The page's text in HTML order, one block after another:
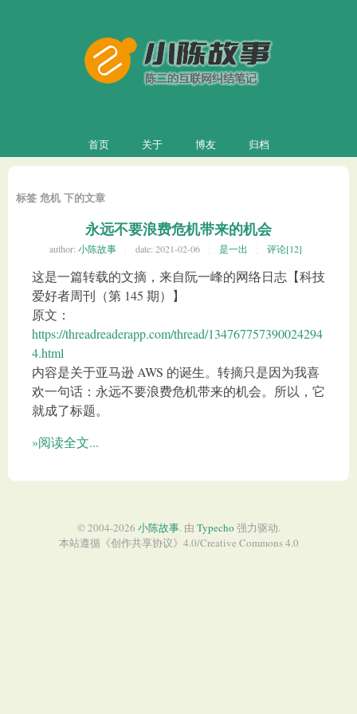
首页 关于 博友 归档
标签 危机 下的文章
永远不要浪费危机带来的机会
author: 小陈故事 date: 2021-02-06 是一出 评论[12]
这是一篇转载的文摘，来自阮一峰的网络日志【科技
爱好者周刊（第 145 期）】
原文：
https://threadreaderapp.com/thread/134767757390024294
4.html
内容是关于亚马逊 AWS 的诞生。转摘只是因为我喜
欢一句话：永远不要浪费危机带来的机会。所以，它
就成了标题。
»阅读全文...
© 2004-2026 小陈故事. 由 Typecho 强力驱动.
本站遵循《创作共享协议》4.0/Creative Commons 4.0